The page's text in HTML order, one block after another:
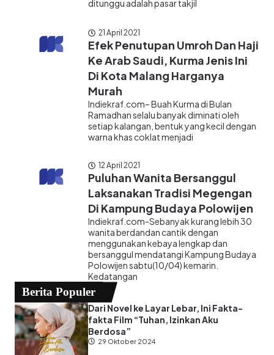
ditunggu adalah pasar takjil
21 April 2021
Efek Penutupan Umroh Dan Haji
Ke Arab Saudi, Kurma Jenis Ini
Di Kota Malang Harganya
Murah
Indiekraf.com– Buah Kurma di Bulan
Ramadhan selalu banyak diminati oleh
setiap kalangan, bentuk yang kecil dengan
warna khas coklat menjadi
12 April 2021
Puluhan Wanita Bersanggul
Laksanakan Tradisi Megengan
Di Kampung Budaya Polowijen
Indiekraf.com-Sebanyak kurang lebih 30
wanita berdandan cantik dengan
menggunakan kebaya lengkap dan
bersanggul mendatangi Kampung Budaya
Polowijen sabtu(10/04) kemarin.
Kedatangan
Berita Populer
Dari Novel ke Layar Lebar, Ini Fakta-
fakta Film “Tuhan, Izinkan Aku
Berdosa”
29 Oktober 2024